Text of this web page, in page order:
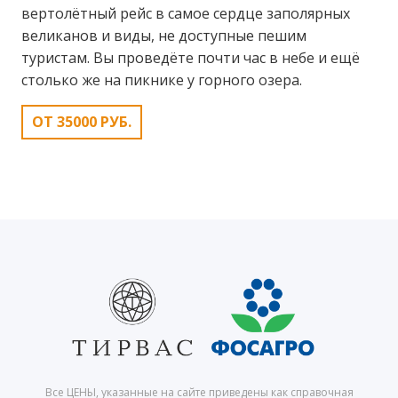
вертолётный рейс в самое сердце заполярных
великанов и виды, не доступные пешим
туристам. Вы проведёте почти час в небе и ещё
столько же на пикнике у горного озера.
ОТ 35000 РУБ.
Все ЦЕНЫ, указанные на сайте приведены как справочная